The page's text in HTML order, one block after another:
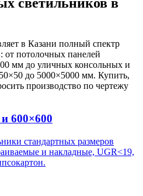
в Казани полный спектр
от потолочных панелей
мм до уличных консольных и
до 5000×5000 мм. Купить,
производство по чертежу
600×600
стандартных размеров
и накладные, UGR<19,